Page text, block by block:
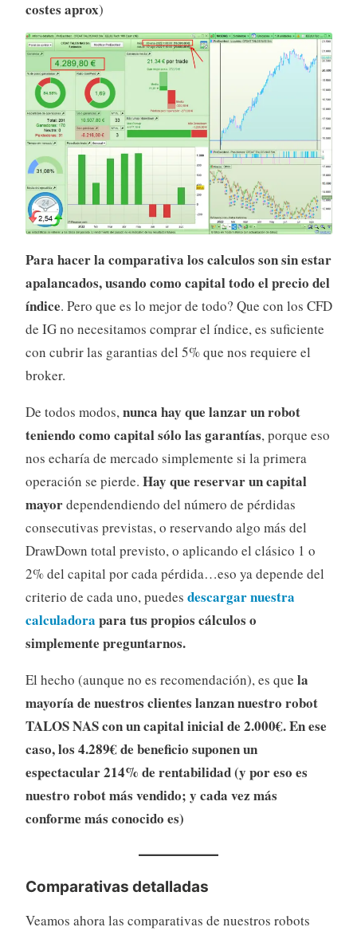
costes aprox)
Para hacer la comparativa los calculos son sin estar
apalancados, usando como capital todo el precio del
índice. Pero que es lo mejor de todo? Que con los CFD
de IG no necesitamos comprar el índice, es suficiente
con cubrir las garantias del 5% que nos requiere el
broker.
De todos modos,nunca hay que lanzar un robot
teniendo como capital sólo las garantías, porque eso
nos echaría de mercado simplemente si la primera
operación se pierde. Hay que reservar un capital
mayordependendiendo del número de pérdidas
consecutivas previstas, o reservando algo más del
DrawDown total previsto, o aplicando el clásico 1 o
2% del capital por cada pérdida…eso ya depende del
criterio de cada uno, puedes descargar nuestra
calculadora para tus propios cálculos o
simplemente preguntarnos.
El hecho (aunque no es recomendación), es que la
mayoría de nuestros clientes lanzan nuestro robot
TALOS NAS con un capital inicial de 2.000€. En ese
caso, los 4.289€ de beneficio suponen un
espectacular 214% de rentabilidad (y por eso es
nuestro robot más vendido; y cada vez más
conforme más conocido es)
Comparativas detalladas
Veamos ahora las comparativas de nuestros robots